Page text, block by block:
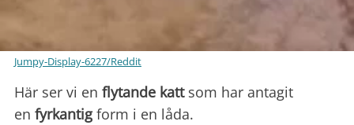
Jumpy-Display-6227/Reddit
Här ser vi en flytande kattsom har antagit
en fyrkantigform i en låda.